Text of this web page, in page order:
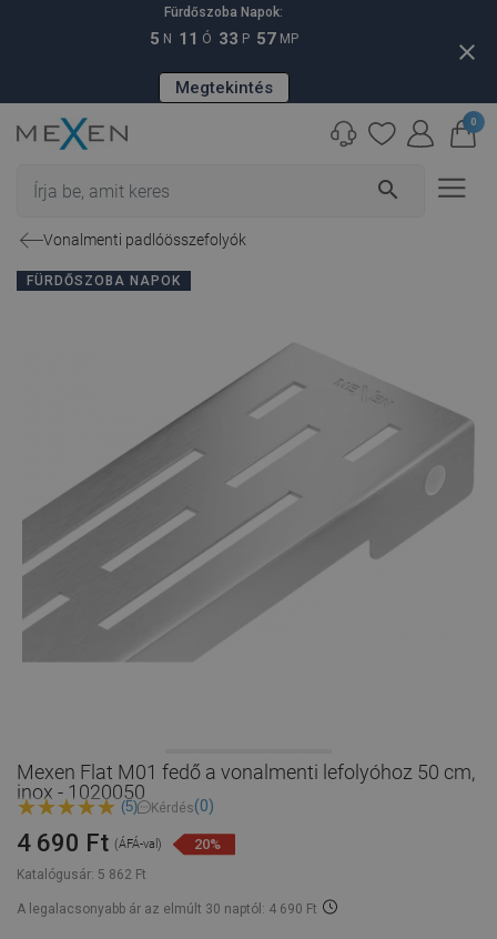
Fürdőszoba Napok:
5 N 11 Ó 33 P 56 MP
Megtekintés
close
search
0
Vonalmenti padlóösszefolyók
FÜRDŐSZOBA NAPOK
Mexen Flat M01 fedő a vonalmenti lefolyóhoz 50 cm,
inox - 1020050
(5) Kérdés(0)
Katalógusár: 5 862 Ft
4 690 Ft (ÁFÁ-val) 20%
A legalacsonyabb ár az elmúlt 30 naptól: 4 690 Ft